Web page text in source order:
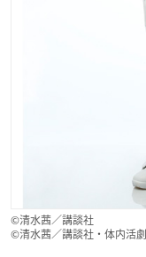
©清水茜／講談社
©清水茜／講談社・体内活